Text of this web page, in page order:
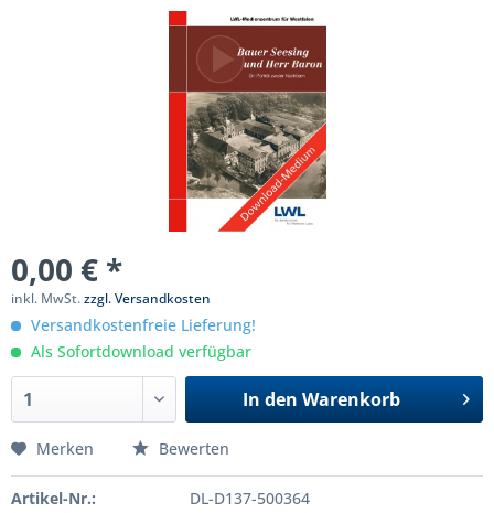
0,00 € *
inkl. MwSt.zzgl. Versandkosten
Versandkostenfreie Lieferung!
Als Sofortdownload verfügbar
In den Warenkorb
Merken Bewerten
Artikel-Nr.: DL-D137-500364